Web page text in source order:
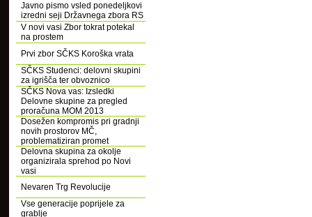
Javno pismo vsled ponedeljkovi
izredni seji Državnega zbora RS
V novi vasi Zbor tokrat potekal
na prostem
Prvi zbor SČKS Koroška vrata
SČKS Studenci: delovni skupini
za igrišča ter obvoznico
SČKS Nova vas: Izsledki
Delovne skupine za pregled
proračuna MOM 2013
Dosežen kompromis pri gradnji
novih prostorov MČ,
problematiziran promet
Delovna skupina za okolje
organizirala sprehod po Novi
vasi
Nevaren Trg Revolucije
Vse generacije poprijele za
grablje